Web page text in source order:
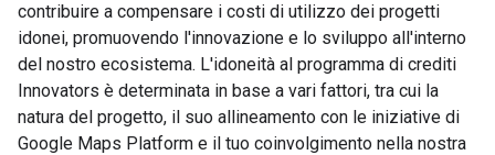
contribuire a compensare i costi di utilizzo dei progetti
idonei, promuovendo l'innovazione e lo sviluppo all'interno
del nostro ecosistema. L'idoneità al programma di crediti
Innovators è determinata in base a vari fattori, tra cui la
natura del progetto, il suo allineamento con le iniziative di
Google Maps Platform e il tuo coinvolgimento nella nostra